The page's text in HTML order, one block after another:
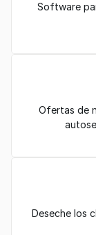
Software
Ofertas de
Deseche los